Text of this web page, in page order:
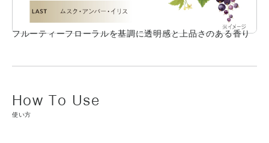
フルーティーフローラルを基調に透明感と上品さのある香り
使い方